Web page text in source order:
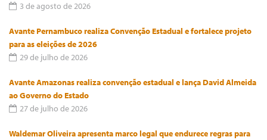
3 de agosto de 2026
Avante Pernambuco realiza Convenção Estadual e fortalece projeto
para as eleições de 2026
29 de julho de 2026
Avante Amazonas realiza convenção estadual e lança David Almeida
ao Governo do Estado
27 de julho de 2026
Waldemar Oliveira apresenta marco legal que endurece regras para